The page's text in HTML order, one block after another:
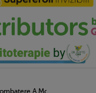
A Mortalității Infantile